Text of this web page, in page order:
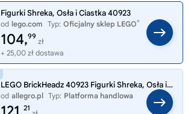
Figurki Shreka, Osła i Ciastka 40923
od lego.com Typ: Oficjalny sklep LEGO®
104,99
zł
+ 25,00 zł dostawa
LEGO BrickHeadz 40923 Figurki Shreka, Osła i Ciastka
od allegro.pl Typ: Platforma handlowa
21